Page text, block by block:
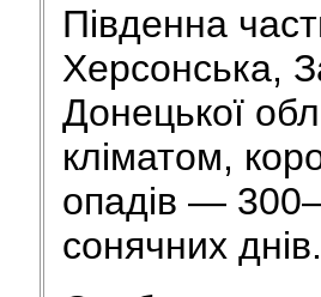
Південна
Херсонська,
Донецької
кліматом,
опадів —
сонячних днів.